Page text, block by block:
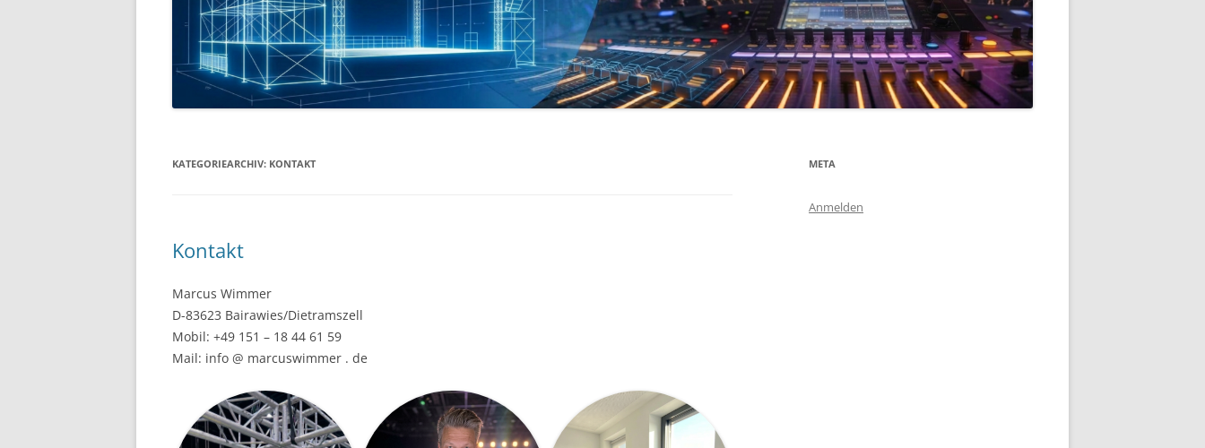
KATEGORIEARCHIV: KONTAKT
Kontakt
Marcus Wimmer
D-83623 Bairawies/Dietramszell
Mobil: +49 151 – 18 44 61 59
Mail: info @ marcuswimmer . de
META
Anmelden